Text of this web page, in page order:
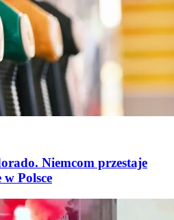
Niemcom przestaje
w Polsce